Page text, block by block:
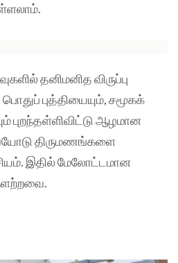
தனிமனித விருப்பு
புத்தியையும், சமூகக்
புறந்தள்ளிவிட்டு ஆழமான
திருமணங்களை
இதில் மேலோட்டமான